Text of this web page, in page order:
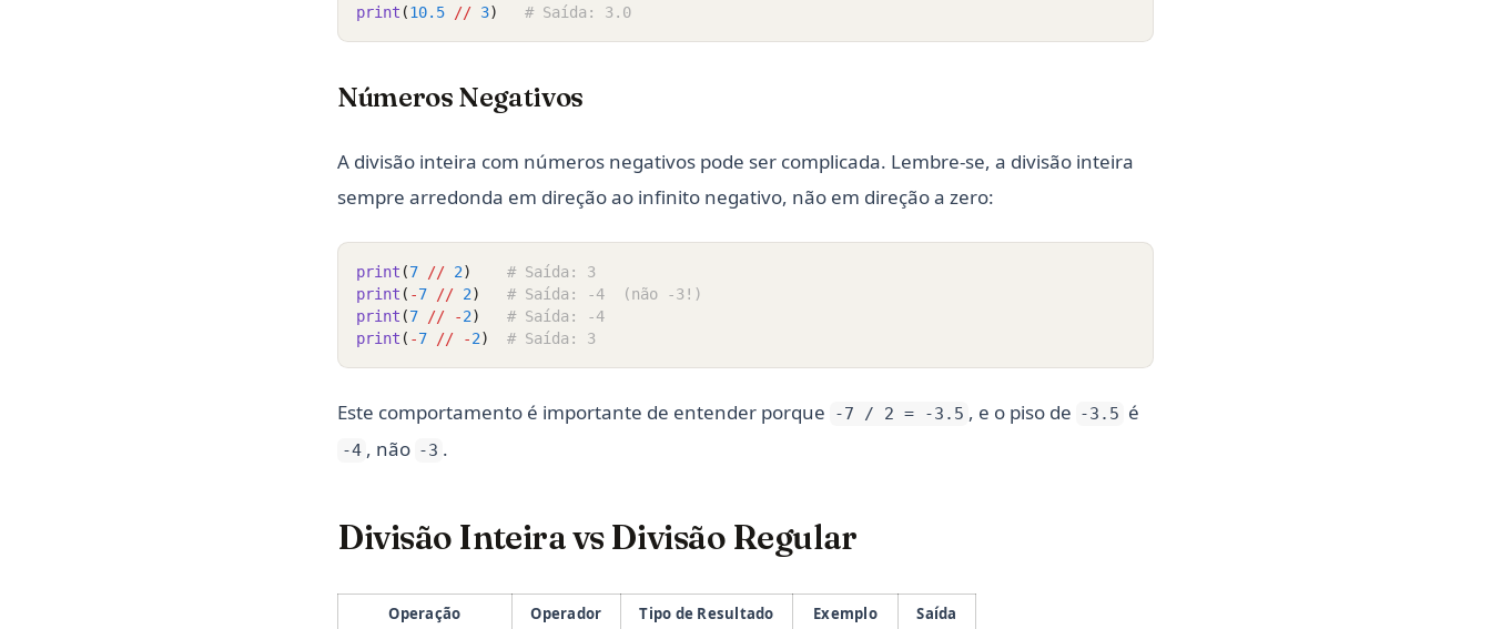
print (10.5 // 3) # Saída: 3.0
Números Negativos
A divisão inteira com números negativos pode ser complicada. Lembre-se, a divisão inteira
sempre arredonda em direção ao infinito negativo, não em direção a zero:
print (7 // 2)
# Saída: 3
print ( -7 // 2)
# Saída: -4  (não -3!)
print (7 // -2)
# Saída: -4
print ( -7 // -2) # Saída: 3
Este comportamento é importante de entender porque -7 / 2 = -3.5 , e o piso de -3.5 é
-4 , não -3 .
Divisão Inteira vs Divisão Regular
Operação Operador Tipo de Resultado Exemplo Saída